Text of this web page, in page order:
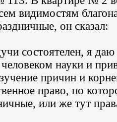
видимостям
он сказал:
состоятелен, я
науки и
причин и
право, по
или же тут